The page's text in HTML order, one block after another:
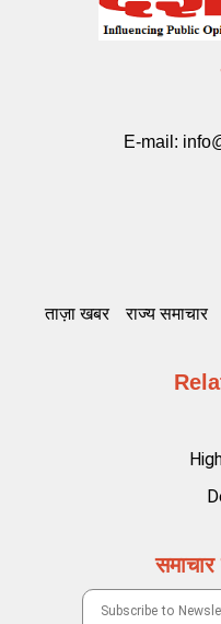
E-mail:
ताज़ा खबर राज्य समाचार